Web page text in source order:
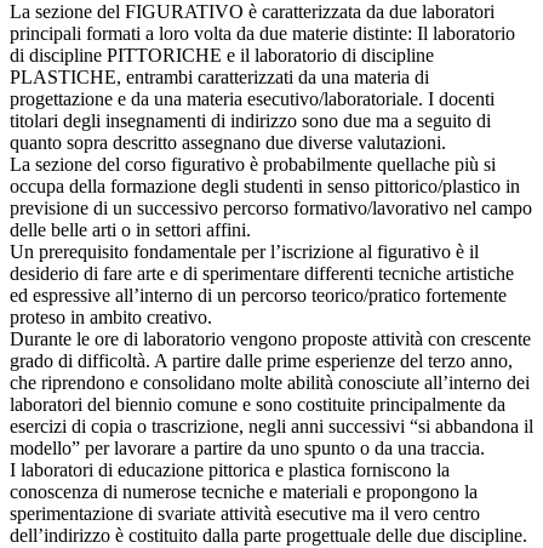
La sezione del FIGURATIVO è caratterizzata da due laboratori
principali formati a loro volta da due materie distinte: Il laboratorio
di discipline PITTORICHE e il laboratorio di discipline
PLASTICHE, entrambi caratterizzati da una materia di
progettazione e da una materia esecutivo/laboratoriale. I docenti
titolari degli insegnamenti di indirizzo sono due ma a seguito di
quanto sopra descritto assegnano due diverse valutazioni.
La sezione del corso figurativo è probabilmente quellache più si
occupa della formazione degli studenti in senso pittorico/plastico in
previsione di un successivo percorso formativo/lavorativo nel campo
delle belle arti o in settori affini.
Un prerequisito fondamentale per l’iscrizione al figurativo è il
desiderio di fare arte e di sperimentare differenti tecniche artistiche
ed espressive all’interno di un percorso teorico/pratico fortemente
proteso in ambito creativo.
Durante le ore di laboratorio vengono proposte attività con crescente
grado di difficoltà. A partire dalle prime esperienze del terzo anno,
che riprendono e consolidano molte abilità conosciute all’interno dei
laboratori del biennio comune e sono costituite principalmente da
esercizi di copia o trascrizione, negli anni successivi “si abbandona il
modello” per lavorare a partire da uno spunto o da una traccia.
I laboratori di educazione pittorica e plastica forniscono la
conoscenza di numerose tecniche e materiali e propongono la
sperimentazione di svariate attività esecutive ma il vero centro
dell’indirizzo è costituito dalla parte progettuale delle due discipline.